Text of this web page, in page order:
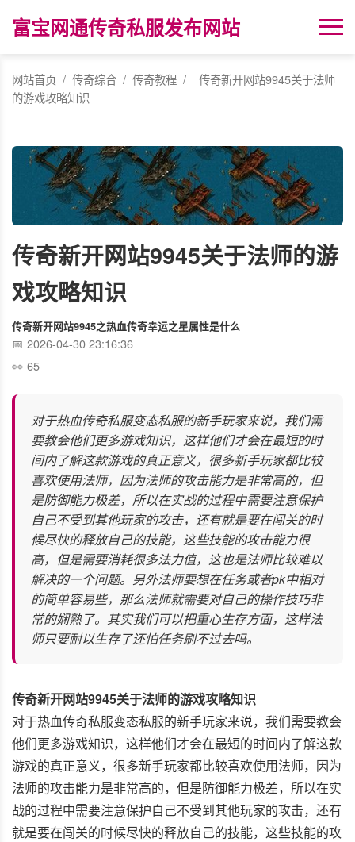
富宝网通传奇私服发布网站
网站首页 / 传奇综合 / 传奇教程 /
传奇新开网站9945关于法师
的游戏攻略知识
传奇新开网站9945关于法师的游
戏攻略知识
传奇新开网站9945之热血传奇幸运之星属性是什么
2026-04-30 23:16:36
65
对于热血传奇私服变态私服的新手玩家来说，我们需
要教会他们更多游戏知识，这样他们才会在最短的时
间内了解这款游戏的真正意义，很多新手玩家都比较
喜欢使用法师，因为法师的攻击能力是非常高的，但
是防御能力极差，所以在实战的过程中需要注意保护
自己不受到其他玩家的攻击，还有就是要在闯关的时
候尽快的释放自己的技能，这些技能的攻击能力很
高，但是需要消耗很多法力值，这也是法师比较难以
解决的一个问题。另外法师要想在任务或者pk中相对
的简单容易些，那么法师就需要对自己的操作技巧非
常的娴熟了。其实我们可以把重心生存方面，这样法
师只要耐以生存了还怕任务刷不过去吗。
传奇新开网站9945关于法师的游戏攻略知识
对于热血传奇私服变态私服的新手玩家来说，我们需要教会
他们更多游戏知识，这样他们才会在最短的时间内了解这款
游戏的真正意义，很多新手玩家都比较喜欢使用法师，因为
法师的攻击能力是非常高的，但是防御能力极差，所以在实
战的过程中需要注意保护自己不受到其他玩家的攻击，还有
就是要在闯关的时候尽快的释放自己的技能，这些技能的攻